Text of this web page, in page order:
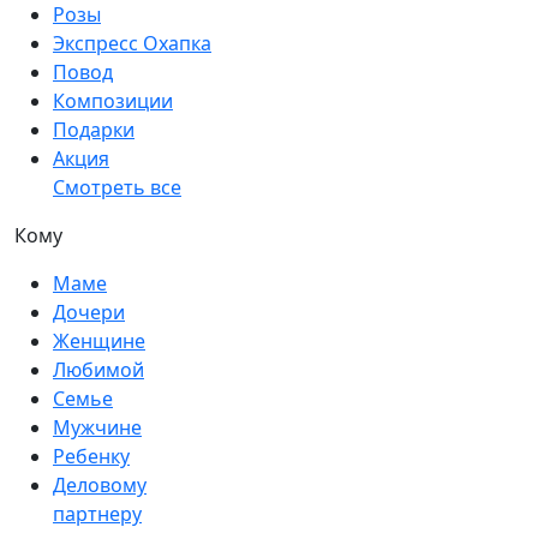
Розы
Экспресс Охапка
Повод
Композиции
Подарки
Акция
Смотреть все
Кому
Маме
Дочери
Женщине
Любимой
Семье
Мужчине
Ребенку
Деловому
партнеру